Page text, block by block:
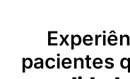
pacientes